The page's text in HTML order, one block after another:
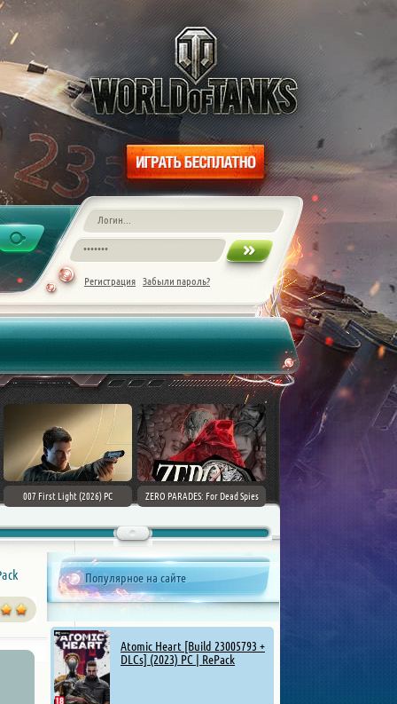
Регистрация Забыли пароль?
007 First Light (2026) PC
ZERO PARADES: For Dead Spies
Mount & Blade II: Bannerlord [v
Популярное на сайте
Atomic Heart [Build 23005793 +
DLCs] (2023) PC | RePack